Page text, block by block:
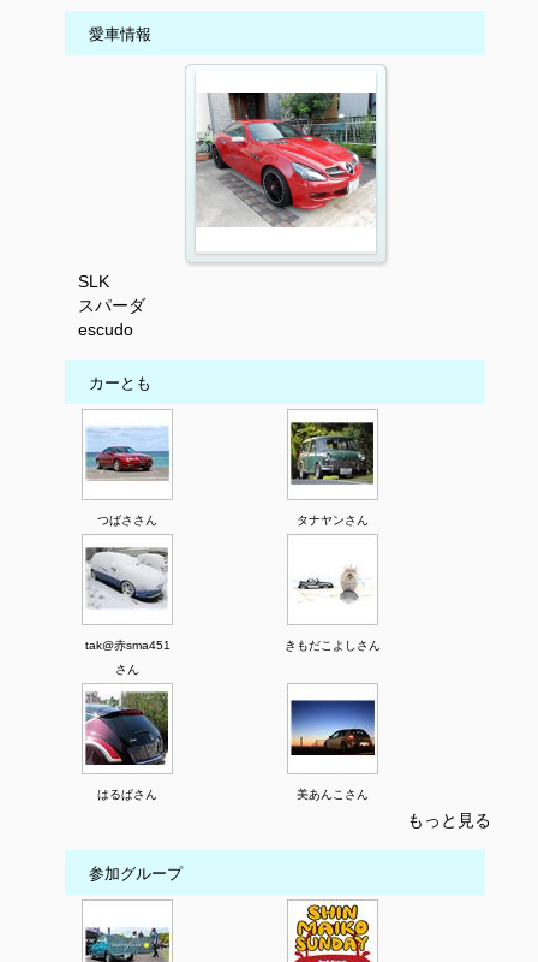
愛車情報
SLK
スパーダ
escudo
カーとも
つばささん タナヤンさん
tak@赤sma451
さん
きもだこよしさん
はるぱさん 美あんこさん
もっと見る
参加グループ